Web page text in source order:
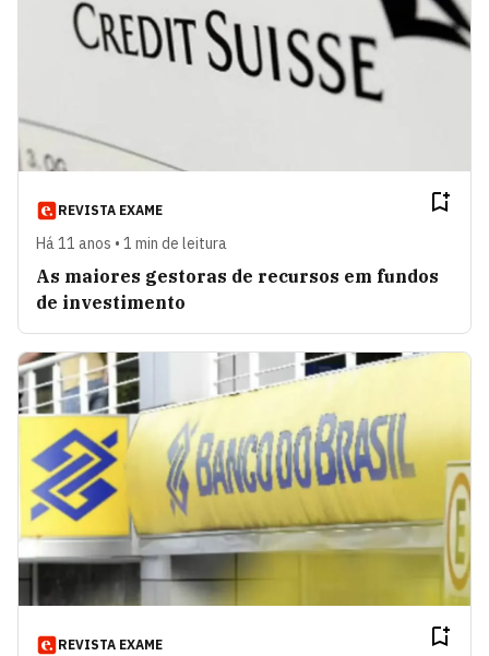
REVISTA EXAME
Há 11 anos • 1 min de leitura
As maiores gestoras de recursos em fundos
de investimento
REVISTA EXAME